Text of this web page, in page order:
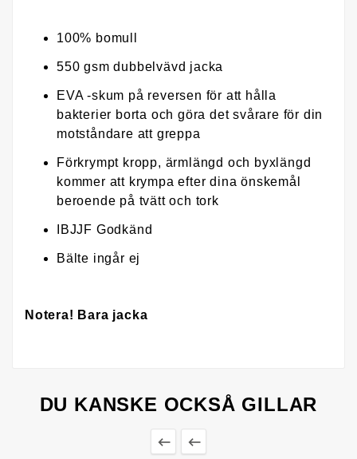
100% bomull
550 gsm dubbelvävd jacka
EVA -skum på reversen för att hålla
bakterier borta och göra det svårare för din
motståndare att greppa
Förkrympt kropp, ärmlängd och byxlängd
kommer att krympa efter dina önskemål
beroende på tvätt och tork
IBJJF Godkänd
Bälte ingår ej
Notera! Bara jacka
DU KANSKE OCKSÅ GILLAR
 